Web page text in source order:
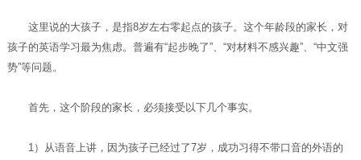
这里说的大孩子，是指8岁左右零起点的孩子。这个年龄段的家长，对
孩子的英语学习最为焦虑。普遍有“起步晚了”、“对材料不感兴趣”、“中文强
势”等问题。
首先，这个阶段的家长，必须接受以下几个事实。
1）从语音上讲，因为孩子已经过了7岁，成功习得不带口音的外语的